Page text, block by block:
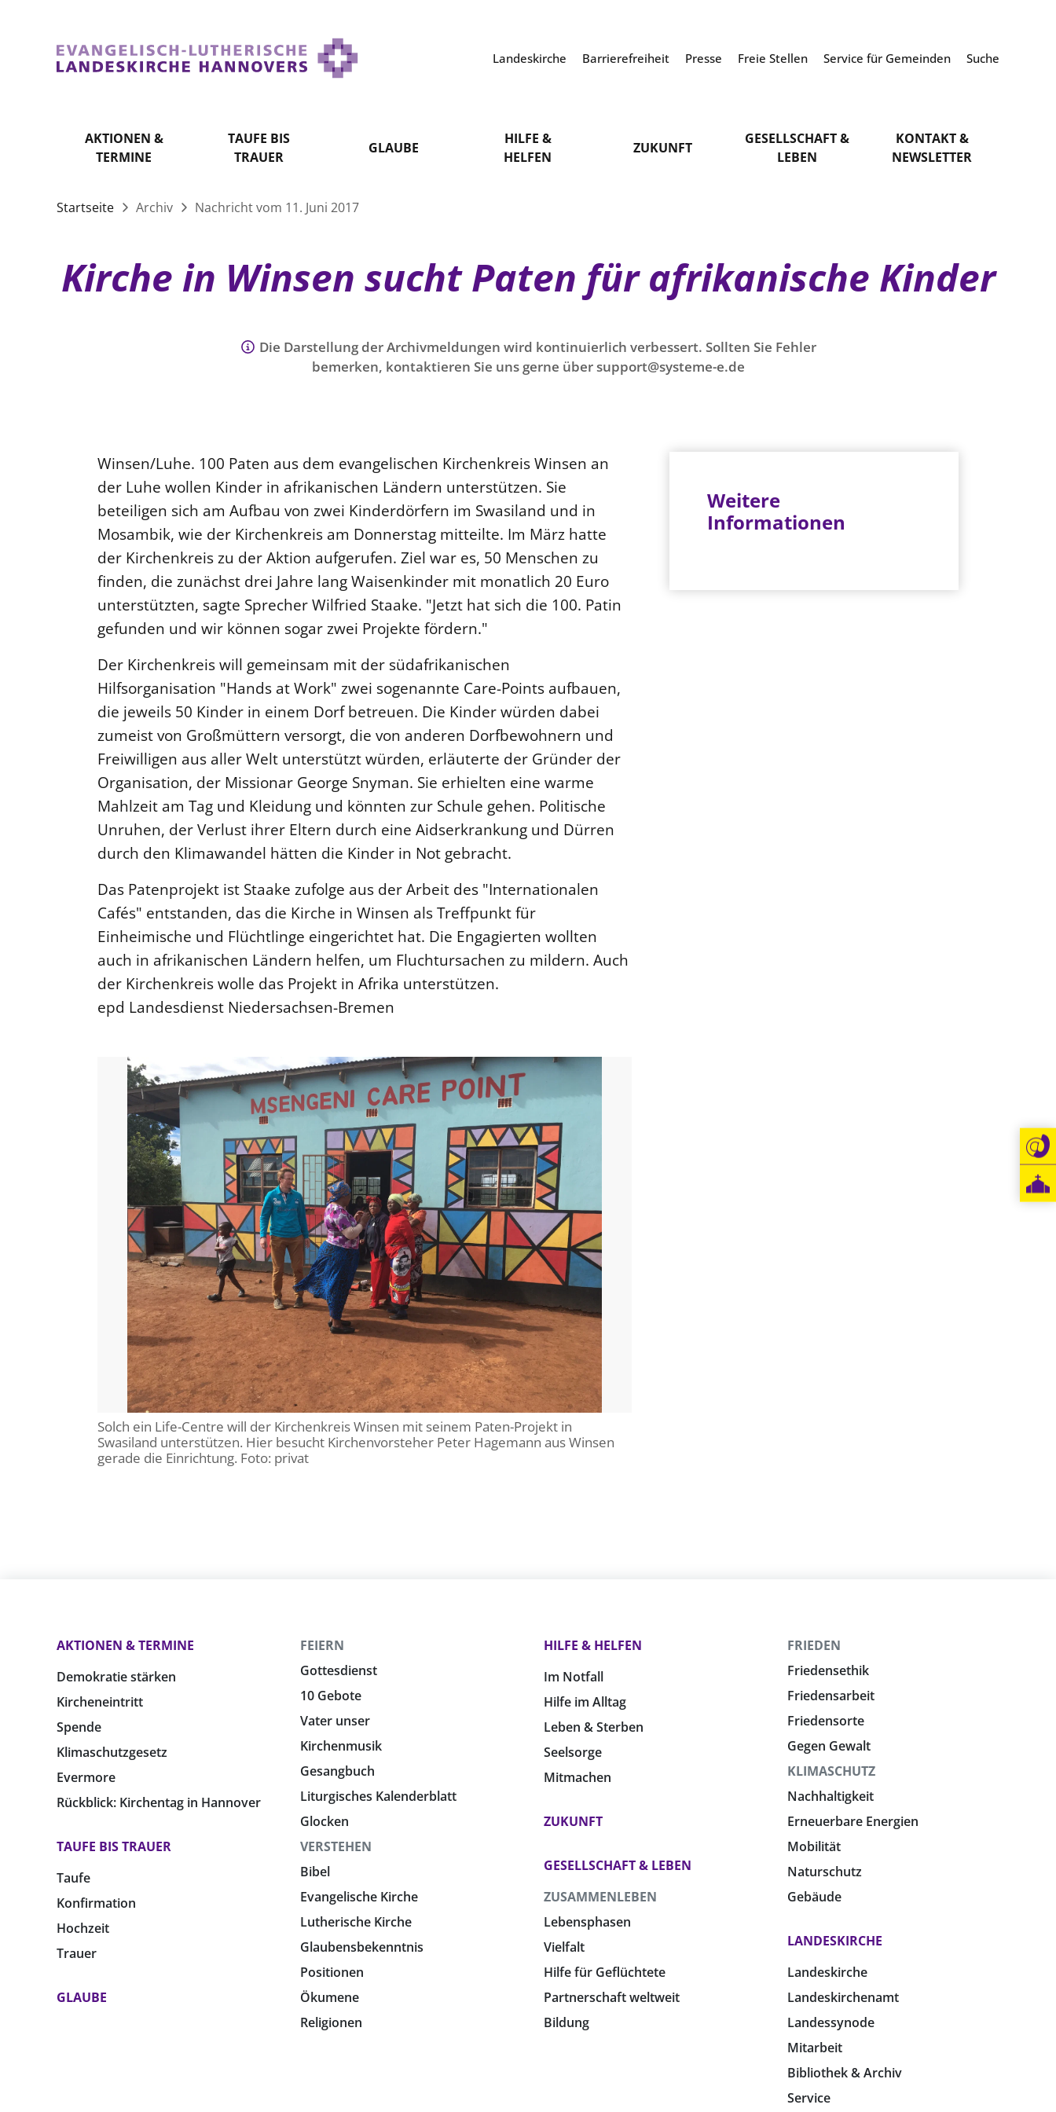
Landeskirche Barrierefreiheit Presse Freie Stellen Service für Gemeinden Suche
AKTIONEN &
TERMINE
TAUFE BIS
TRAUER
GLAUBE
HILFE &
HELFEN
ZUKUNFT
GESELLSCHAFT &
LEBEN
KONTAKT &
NEWSLETTER
Startseite Archiv Nachricht vom 11. Juni 2017
Kirche in Winsen sucht Paten für afrikanische Kinder
Die Darstellung der Archivmeldungen wird kontinuierlich verbessert. Sollten Sie Fehler
bemerken, kontaktieren Sie uns gerne über support@systeme-e.de
Winsen/Luhe. 100 Paten aus dem evangelischen Kirchenkreis Winsen an
der Luhe wollen Kinder in afrikanischen Ländern unterstützen. Sie
beteiligen sich am Aufbau von zwei Kinderdörfern im Swasiland und in
Mosambik, wie der Kirchenkreis am Donnerstag mitteilte. Im März hatte
der Kirchenkreis zu der Aktion aufgerufen. Ziel war es, 50 Menschen zu
finden, die zunächst drei Jahre lang Waisenkinder mit monatlich 20 Euro
unterstützten, sagte Sprecher Wilfried Staake. "Jetzt hat sich die 100. Patin
gefunden und wir können sogar zwei Projekte fördern."
Der Kirchenkreis will gemeinsam mit der südafrikanischen
Hilfsorganisation "Hands at Work" zwei sogenannte Care-Points aufbauen,
die jeweils 50 Kinder in einem Dorf betreuen. Die Kinder würden dabei
zumeist von Großmüttern versorgt, die von anderen Dorfbewohnern und
Freiwilligen aus aller Welt unterstützt würden, erläuterte der Gründer der
Organisation, der Missionar George Snyman. Sie erhielten eine warme
Mahlzeit am Tag und Kleidung und könnten zur Schule gehen. Politische
Unruhen, der Verlust ihrer Eltern durch eine Aidserkrankung und Dürren
durch den Klimawandel hätten die Kinder in Not gebracht.
Das Patenprojekt ist Staake zufolge aus der Arbeit des "Internationalen
Cafés" entstanden, das die Kirche in Winsen als Treffpunkt für
Einheimische und Flüchtlinge eingerichtet hat. Die Engagierten wollten
auch in afrikanischen Ländern helfen, um Fluchtursachen zu mildern. Auch
der Kirchenkreis wolle das Projekt in Afrika unterstützen.
epd Landesdienst Niedersachsen-Bremen
Solch ein Life-Centre will der Kirchenkreis Winsen mit seinem Paten-Projekt in
Swasiland unterstützen. Hier besucht Kirchenvorsteher Peter Hagemann aus Winsen
gerade die Einrichtung. Foto: privat
Weitere
Informationen
AKTIONEN & TERMINE
Demokratie stärken
Kircheneintritt
Spende
Klimaschutzgesetz
Evermore
Rückblick: Kirchentag in Hannover
TAUFE BIS TRAUER
Taufe
Konfirmation
Hochzeit
Trauer
GLAUBE
FEIERN
Gottesdienst
10 Gebote
Vater unser
Kirchenmusik
Gesangbuch
Liturgisches Kalenderblatt
Glocken
VERSTEHEN
Bibel
Evangelische Kirche
Lutherische Kirche
Glaubensbekenntnis
Positionen
Ökumene
Religionen
HILFE & HELFEN
Im Notfall
Hilfe im Alltag
Leben & Sterben
Seelsorge
Mitmachen
ZUKUNFT
GESELLSCHAFT & LEBEN
ZUSAMMENLEBEN
Lebensphasen
Vielfalt
Hilfe für Geflüchtete
Partnerschaft weltweit
Bildung
FRIEDEN
Friedensethik
Friedensarbeit
Friedensorte
Gegen Gewalt
KLIMASCHUTZ
Nachhaltigkeit
Erneuerbare Energien
Mobilität
Naturschutz
Gebäude
LANDESKIRCHE
Landeskirche
Landeskirchenamt
Landessynode
Mitarbeit
Bibliothek & Archiv
Service